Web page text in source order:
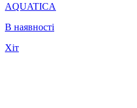
AQUATICA
В наявності
Хіт